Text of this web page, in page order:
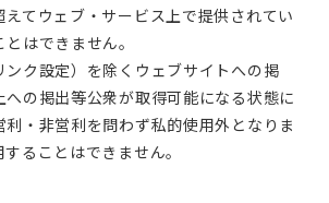
てウェブ・サービス上で提供されてい
はできません。
ンク設定）を除くウェブサイトへの掲
の掲出等公衆が取得可能になる状態に
・非営利を問わず私的使用外となりま
ることはできません。